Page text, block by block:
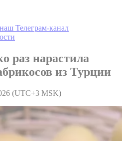
Телеграм-канал
раз нарастила
из Турции
(UTC+3 MSK)